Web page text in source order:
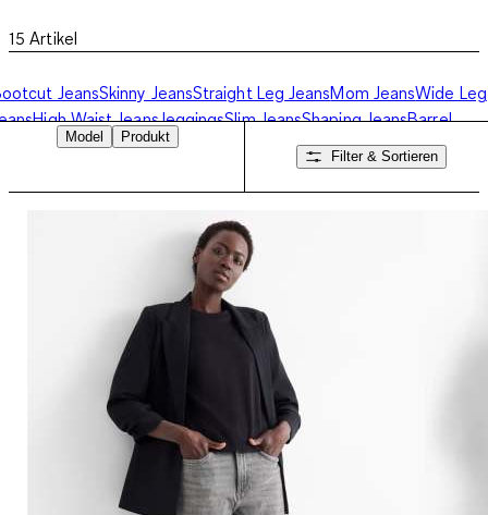
15 Artikel
JeansSkinny JeansStraight Leg JeansMom JeansWide Leg
High Waist JeansJeggingsSlim JeansShaping JeansBarrel
Jeans-Shorts
Model
Produkt
Filter & Sortieren